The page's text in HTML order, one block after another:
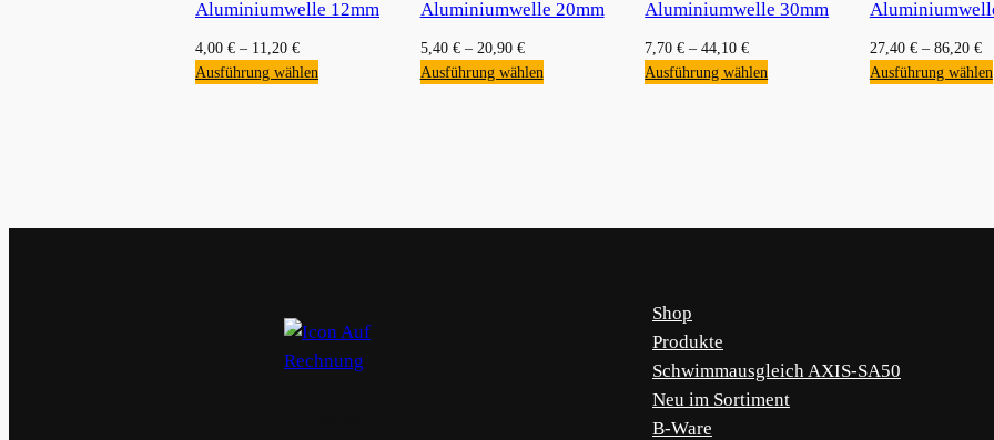
Aluminiumwelle 12mm
4,00 € – 11,20 €
Ausführung wählen
Aluminiumwelle 20mm
5,40 €– 20,90 €
Ausführung wählen
Aluminiumwelle 30mm
7,70€ –44,10€
Ausführung wählen
27,40 €– 86,20 €
Ausführung wählen
Shop
Produkte
Schwimmausgleich AXIS-SA50
Neu im Sortiment
B-Ware